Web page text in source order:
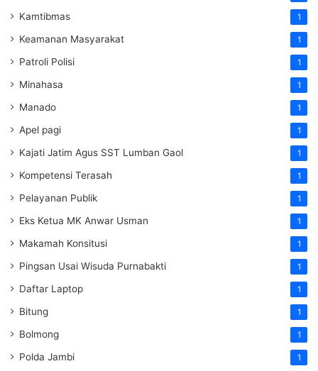
Kamtibmas 1
Keamanan Masyarakat 1
Patroli Polisi 1
Minahasa 1
Manado 1
Apel pagi 1
Kajati Jatim Agus SST Lumban Gaol 1
Kompetensi Terasah 1
Pelayanan Publik 1
Eks Ketua MK Anwar Usman 1
Makamah Konsitusi 1
Pingsan Usai Wisuda Purnabakti 1
Daftar Laptop 1
Bitung 1
Bolmong 1
Polda Jambi 1